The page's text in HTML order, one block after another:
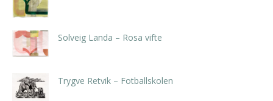
Solveig Landa – Rosa vifte
Trygve Retvik – Fotballskolen